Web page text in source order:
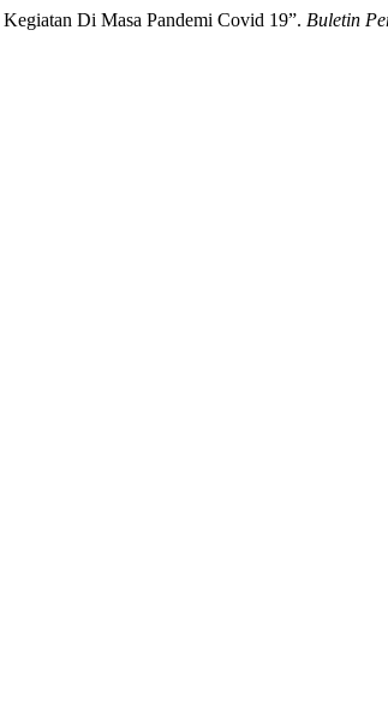
Di Masa Pandemi Covid 19”. Buletin